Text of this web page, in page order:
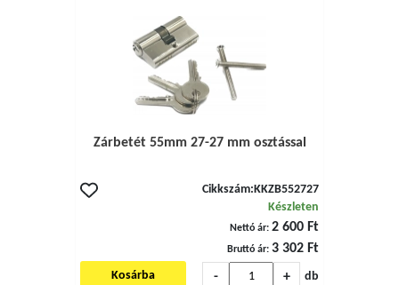
Zárbetét 55mm 27-27 mm osztással
Cikkszám: KKZB552727
Készleten
Nettó ár: 2 600 Ft
Bruttó ár: 3 302 Ft
-
+ db
Kosárba